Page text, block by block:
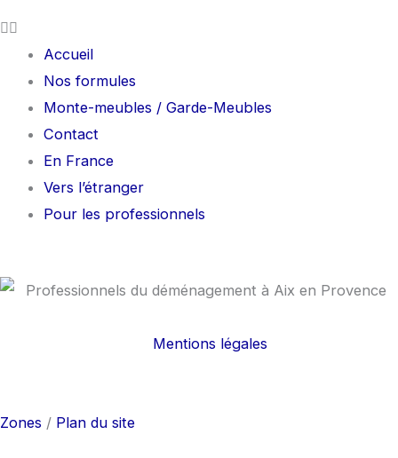
Accueil
Nos formules
Monte-meubles / Garde-Meubles
Contact
En France
Vers l’étranger
Pour les professionnels
Mentions légales
a n
Zones / Plan du site